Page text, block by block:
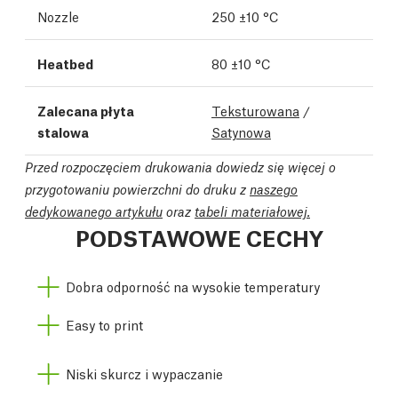
Nozzle 250 ±10 °C
Heatbed 80 ±10 °C
Zalecana płyta
stalowa
Teksturowana /
Satynowa
Przed rozpoczęciem drukowania dowiedz się więcej o
przygotowaniu powierzchni do druku z naszego
dedykowanego artykułu oraz tabeli materiałowej.
PODSTAWOWE CECHY
Dobra odporność na wysokie temperatury
Easy to print
Niski skurcz i wypaczanie